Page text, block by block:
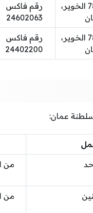
رقم صندوق البريد 787/133 الخوير،
رقم فاكس
24602063
رقم صندوق البريد 787/133 الخوير،
رقم فاكس
24402200
عمان: